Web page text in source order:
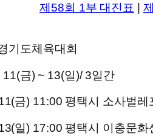
제58회 1부 대진표 |
기도체육대회
금) ~ 13(일)/ 3일간
금) 11:00 평택시 소사벌레
일) 17:00 평택시 이충문화